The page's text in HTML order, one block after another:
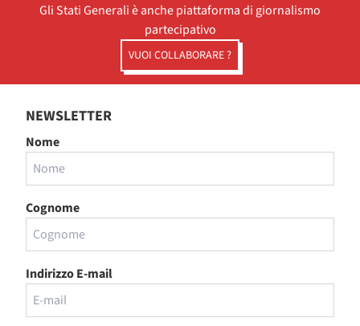
Gli Stati Generali è anche piattaforma di giornalismo
partecipativo
VUOI COLLABORARE ?
NEWSLETTER
Nome
Cognome
Indirizzo E-mail